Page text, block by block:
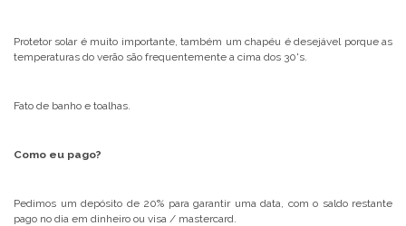
Protetor solar é muito importante, também um chapéu é desejável porque as
temperaturas do verão são frequentemente a cima dos 30's.
Fato de banho e toalhas.
Como eu pago?
Pedimos um depósito de 20% para garantir uma data, com o saldo restante
pago no dia em dinheiro ou visa / mastercard.